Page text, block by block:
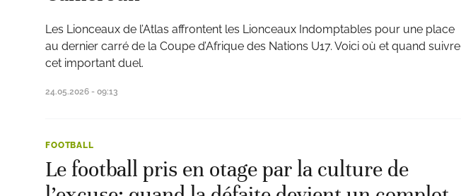
Les Lionceaux de l’Atlas affrontent les Lionceaux Indomptables pour une place
au dernier carré de la Coupe d’Afrique des Nations U17. Voici où et quand suivre
cet important duel.
24.05.2026 - 09:13
FOOTBALL
Le football pris en otage par la culture de